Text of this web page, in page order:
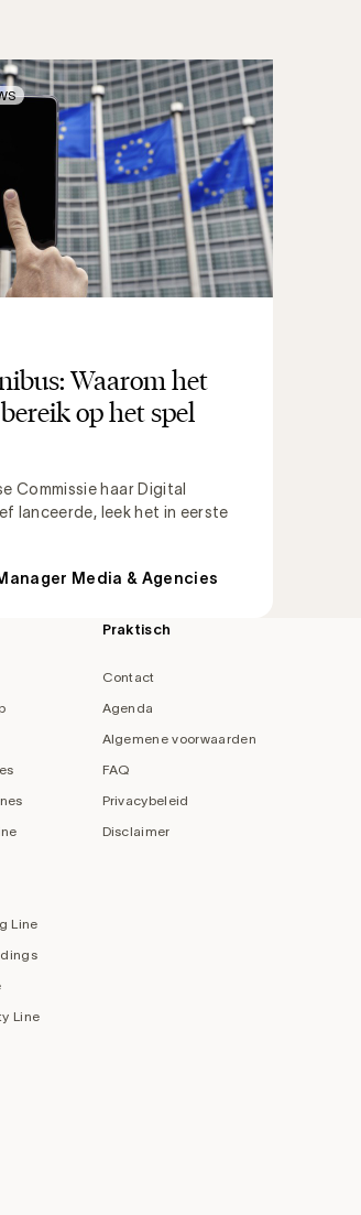
Waarom het
op het spel
Commissie haar Digital
lanceerde, leek het in eerste
Media & Agencies
Line
Line
Praktisch
Contact
Agenda
Algemene voorwaarden
FAQ
Privacybeleid
Disclaimer